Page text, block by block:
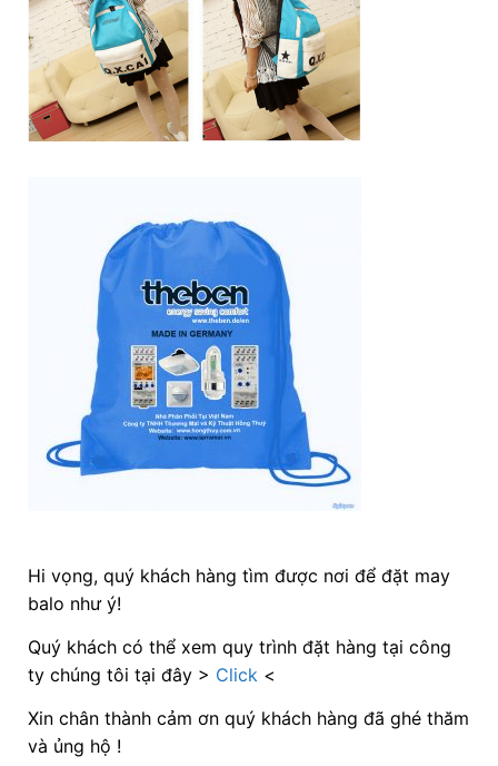
Hi vọng, quý khách hàng tìm được nơi để đặt may
balo như ý!
Quý khách có thể xem quy trình đặt hàng tại công
ty chúng tôi tại đây > Click<
Xin chân thành cảm ơn quý khách hàng đã ghé thăm
và ủng hộ !